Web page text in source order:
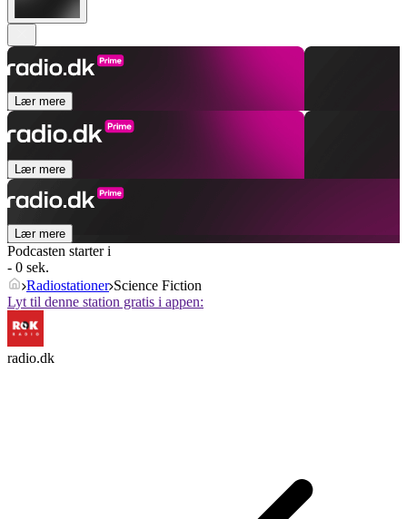
Lær mere
Lær mere
Lær mere
Podcasten starter i
- 0 sek.
Radiostationer Science Fiction
Lyt til denne station gratis i appen:
radio.dk